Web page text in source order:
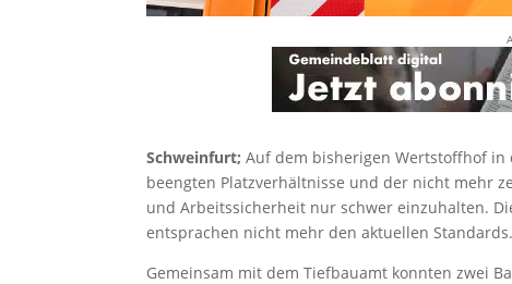
Schweinfurt;Auf dem bisherigen Wertstoffhof
beengten Platzverhältnisse und der nicht mehr
und Arbeitssicherheit nur schwer einzuhalten.
entsprachen nicht mehr den aktuellen Standards.
Gemeinsam mit dem Tiefbauamt konnten zwei